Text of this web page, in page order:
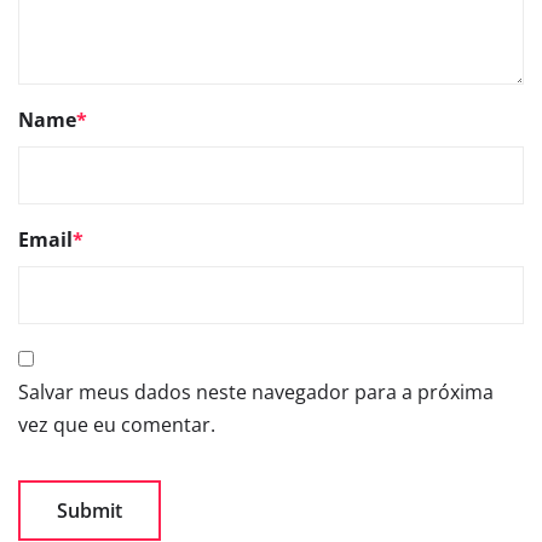
Name*
Email*
Salvar meus dados neste navegador para a próxima
vez que eu comentar.